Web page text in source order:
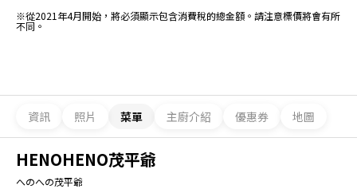
※從2021年4月開始，將必須顯示包含消費稅的總金額。請注意標價將會有所
不同。
資訊 照片 菜單 主廚介紹 優惠券 地圖
HENOHENO茂平爺
へのへの茂平爺